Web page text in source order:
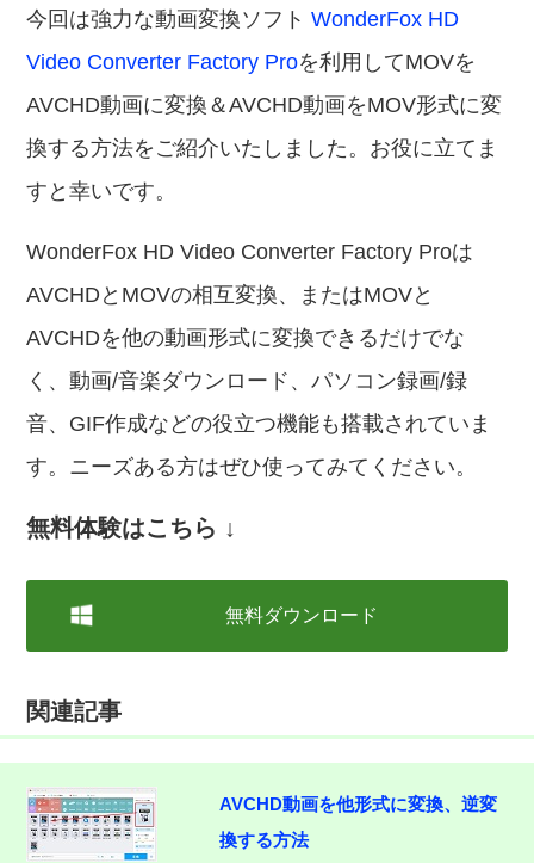
今回は強力な動画変換ソフトWonderFox HD
Video Converter Factory Proを利用してMOVを
AVCHD動画に変換＆AVCHD動画をMOV形式に変
換する方法をご紹介いたしました。お役に立てま
すと幸いです。
WonderFox HD Video Converter Factory Proは
AVCHDとMOVの相互変換、またはMOVと
AVCHDを他の動画形式に変換できるだけでな
く、動画/音楽ダウンロード、パソコン録画/録
音、GIF作成などの役立つ機能も搭載されていま
す。ニーズある方はぜひ使ってみてください。
無料体験はこちら ↓
無料ダウンロード
関連記事
AVCHD動画を他形式に変換、逆変
換する方法